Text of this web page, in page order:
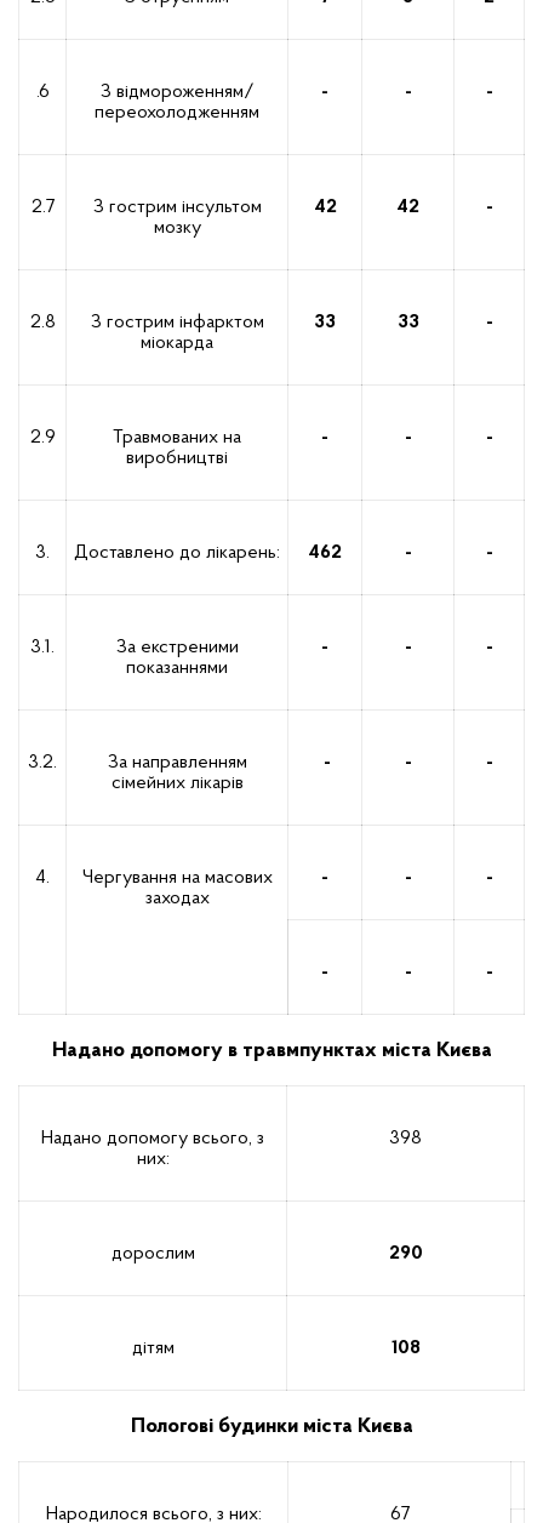
.6
З відмороженням/
переохолодженням
- - -
2.7
З гострим інсультом
мозку
42 42 -
2.8
З гострим інфарктом
міокарда
33 33 -
2.9
Травмованих на
виробництві
- - -
3. Доставлено до лікарень: 462 - -
3.1.
За екстреними
показаннями
- - -
3.2.
За направленням
сімейних лікарів
- - -
4.
Чергування на масових
заходах
- - -
- - -
Надано допомогу в травмпунктах міста Києва
Надано допомогу всього, з
них:
398
дорослим 290
дітям 108
Пологові будинки міста Києва
Народилося всього, з них: 67